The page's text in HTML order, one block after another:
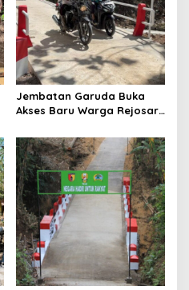
Jembatan Garuda Buka
Akses Baru Warga Rejosari,
Hasil Panen Kian Lancar